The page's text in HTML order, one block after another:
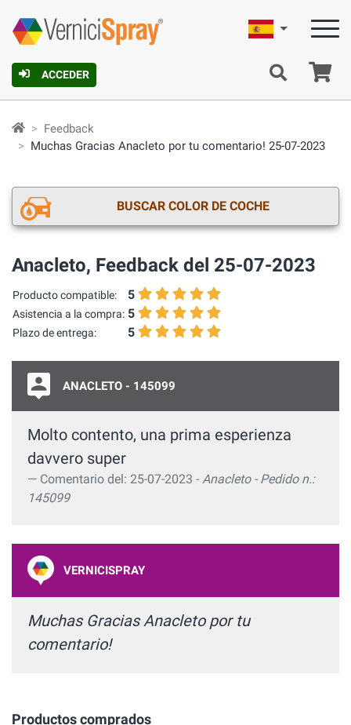
ACCEDER
Español
Feedback
Muchas Gracias Anacleto por tu comentario! 25-07-2023
BUSCAR COLOR DE COCHE
Anacleto, Feedback del 25-07-2023
Producto compatible:
Asistencia a la compra:
Plazo de entrega:
5
5
5
ANACLETO - 145099
Molto contento, una prima esperienza
davvero super
Comentario del: 25-07-2023 - Anacleto - Pedido n.:
145099
VERNICISPRAY
Muchas Gracias Anacleto por tu
comentario!
Productos comprados